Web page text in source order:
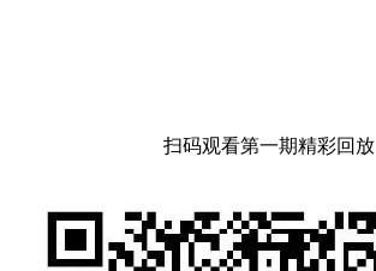
扫码观看第一期精彩回放